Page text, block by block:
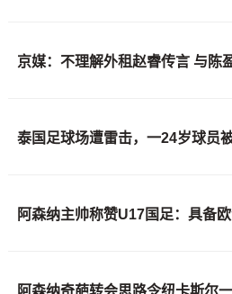
京媒：不理解外租赵睿传言 与陈